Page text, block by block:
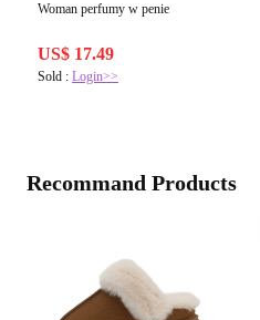
Woman perfumy w penie
US$ 17.49
Sold : Login>>
Recommand Products